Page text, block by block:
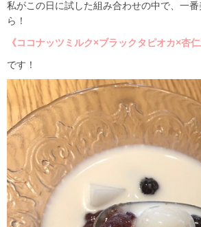
私がこの日に試した組み合わせの中で、一
ら！
《ココナッツミルク×ブラックタピオカ×杏
です！